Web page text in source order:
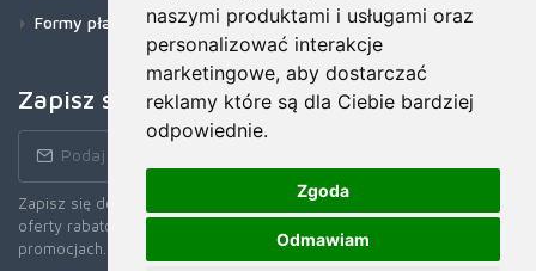
naszymi produktami i usługami oraz
personalizować interakcje
marketingowe, aby dostarczać
reklamy które są dla Ciebie bardziej
odpowiednie.
Zgoda
Odmawiam
Formy płatności
Zapisz się do newslettera!
Zapisz się do naszego Newslettera, aby otrzymywać wczesne
oferty rabatowe, najnowsze wiadomości, informacje o sprzedaży i
promocjach.